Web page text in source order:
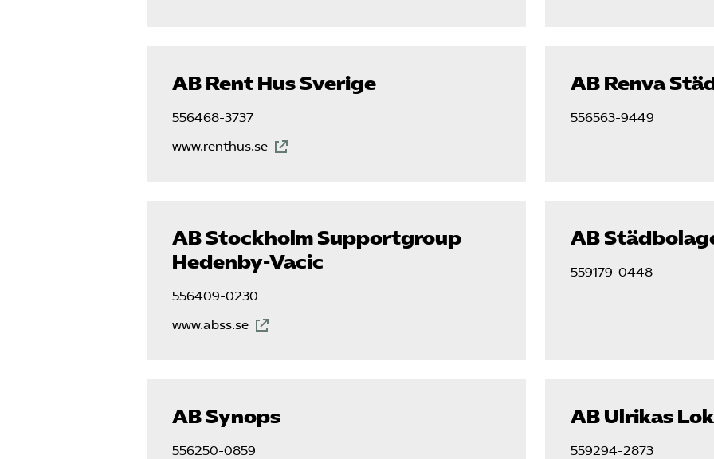
AB Rent Hus Sverige
556468-3737
www.renthus.se
AB Renva
556563-9449
AB Stockholm Supportgroup
Hedenby-Vacic
556409-0230
www.abss.se
AB
559179-0448
AB Synops
556250-0859
AB Ulrikas
559294-2873